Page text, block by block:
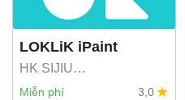
LOKLiK iPaint
HK SIJIU
INTERNATIONAL
Miễn phí 3,0